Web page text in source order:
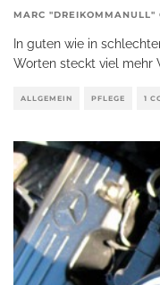
MARC "DREIKOMMANULL"
In guten wie in
Worten steckt viel mehr
ALLGEMEIN PFLEGE 1